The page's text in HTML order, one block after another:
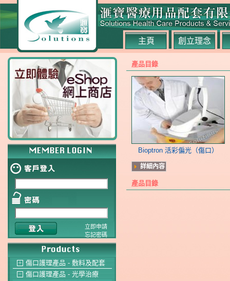
主頁 創立理念
立即申請
忘記密碼
＋ 傷口護理產品 - 敷料及配套
－ 傷口護理產品 - 光學治療
產品目錄
Bioptron 活彩偏光（傷口）
詳細內容
產品目錄